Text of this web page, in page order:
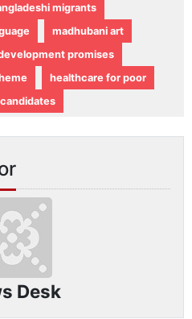
migrants
madhubani art
promises
healthcare for poor
Desk